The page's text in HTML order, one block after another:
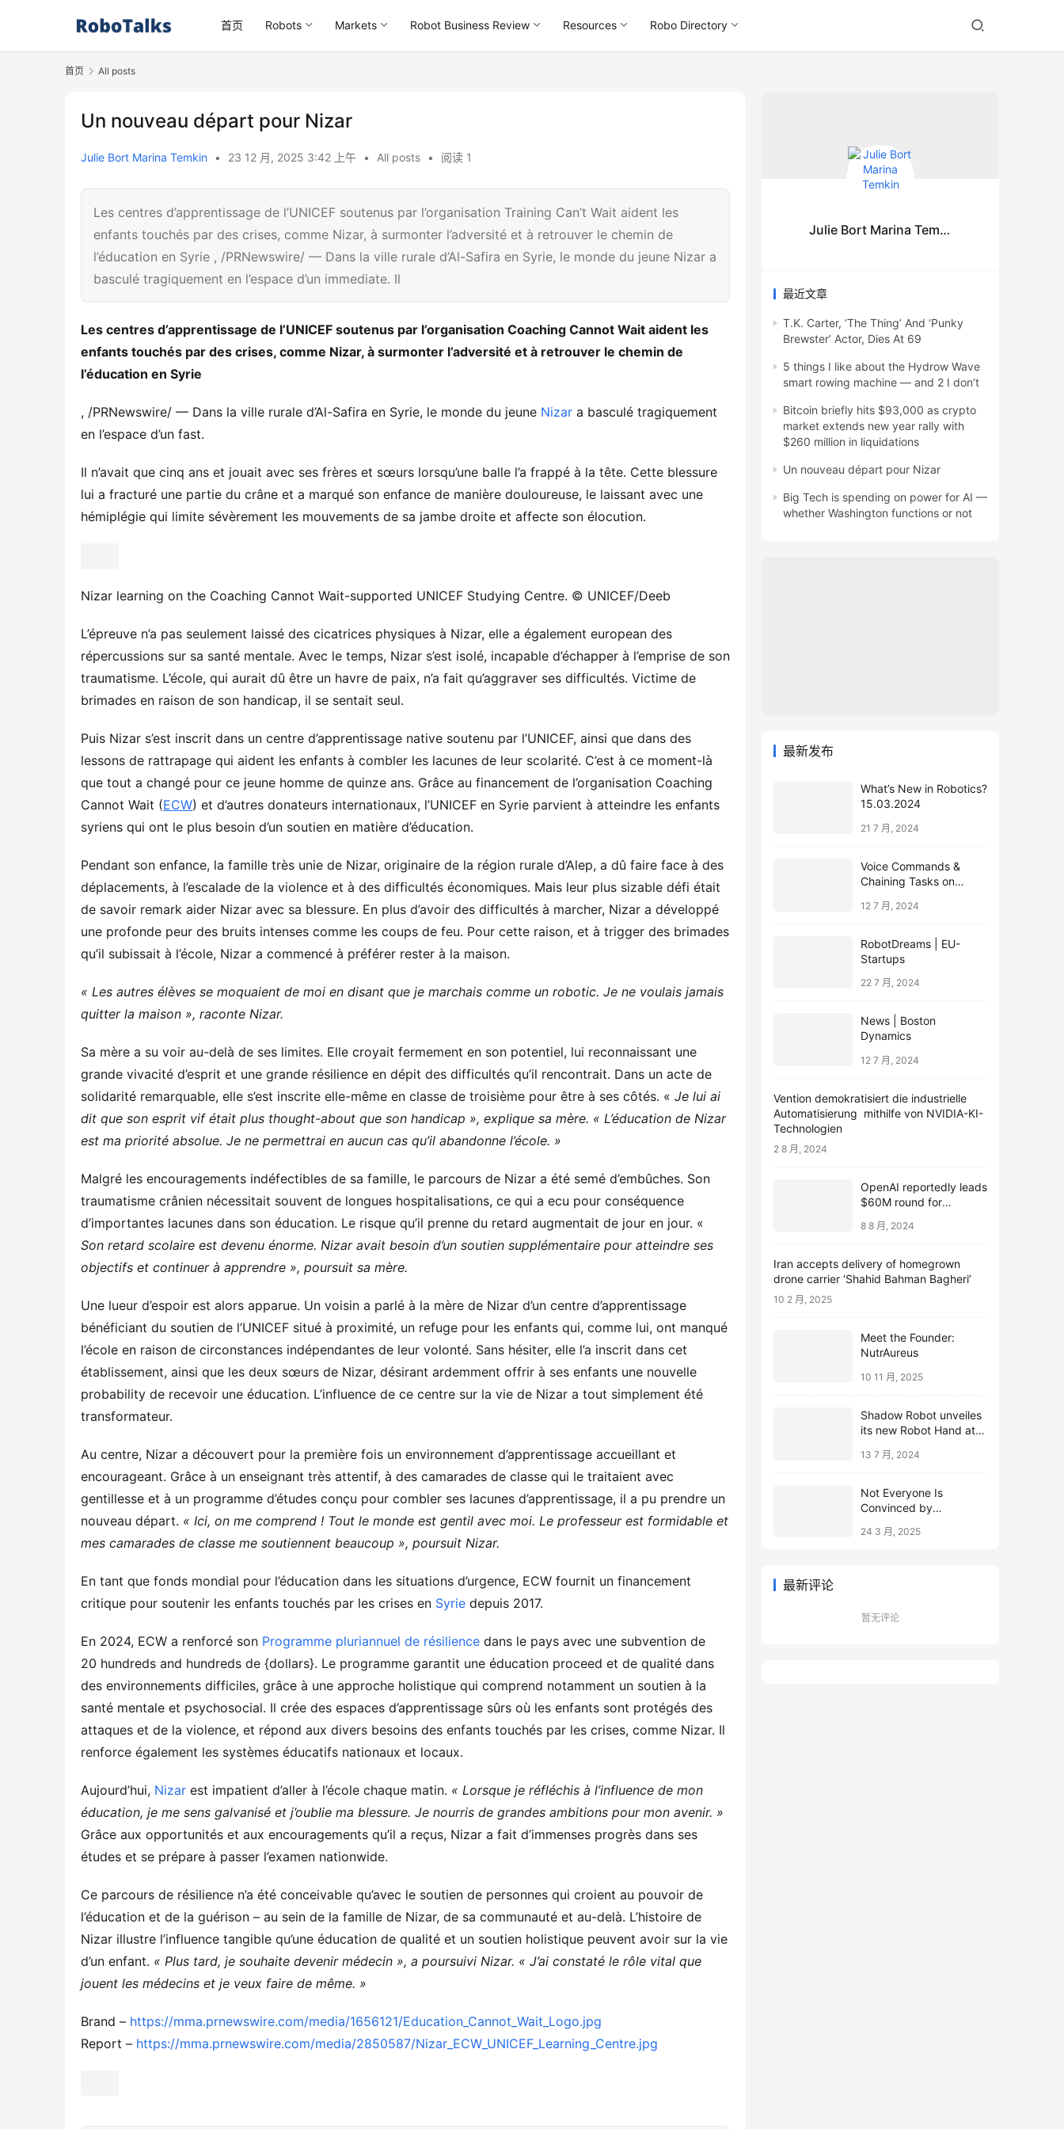
首页 Robots Markets Robot Business Review Resources Robo Directory
首页 All posts
Un nouveau départ pour Nizar
Julie Bort Marina Temkin • 23 12 月, 2025 3:42 上午 • All posts • 阅读 1
Les centres d’apprentissage de l’UNICEF soutenus par l’organisation Training Can’t Wait aident les
enfants touchés par des crises, comme Nizar, à surmonter l’adversité et à retrouver le chemin de
l’éducation en Syrie , /PRNewswire/ — Dans la ville rurale d’Al-Safira en Syrie, le monde du jeune Nizar a
basculé tragiquement en l’espace d’un immediate. Il
Les centres d’apprentissage de l’UNICEF soutenus par l’organisation Coaching Cannot Wait aident les
enfants touchés par des crises, comme Nizar, à surmonter l’adversité et à retrouver le chemin de
l’éducation en Syrie
, /PRNewswire/ — Dans la ville rurale d’Al-Safira en Syrie, le monde du jeune Nizar a basculé tragiquement
en l’espace d’un fast.
Il n’avait que cinq ans et jouait avec ses frères et sœurs lorsqu’une balle l’a frappé à la tête. Cette blessure
lui a fracturé une partie du crâne et a marqué son enfance de manière douloureuse, le laissant avec une
hémiplégie qui limite sévèrement les mouvements de sa jambe droite et affecte son élocution.
Nizar learning on the Coaching Cannot Wait-supported UNICEF Studying Centre. © UNICEF/Deeb
L’épreuve n’a pas seulement laissé des cicatrices physiques à Nizar, elle a également european des
répercussions sur sa santé mentale. Avec le temps, Nizar s’est isolé, incapable d’échapper à l’emprise de son
traumatisme. L’école, qui aurait dû être un havre de paix, n’a fait qu’aggraver ses difficultés. Victime de
brimades en raison de son handicap, il se sentait seul.
Puis Nizar s’est inscrit dans un centre d’apprentissage native soutenu par l’UNICEF, ainsi que dans des
lessons de rattrapage qui aident les enfants à combler les lacunes de leur scolarité. C’est à ce moment-là
que tout a changé pour ce jeune homme de quinze ans. Grâce au financement de l’organisation Coaching
Cannot Wait (ECW) et d’autres donateurs internationaux, l’UNICEF en Syrie parvient à atteindre les enfants
syriens qui ont le plus besoin d’un soutien en matière d’éducation.
Pendant son enfance, la famille très unie de Nizar, originaire de la région rurale d’Alep, a dû faire face à des
déplacements, à l’escalade de la violence et à des difficultés économiques. Mais leur plus sizable défi était
de savoir remark aider Nizar avec sa blessure. En plus d’avoir des difficultés à marcher, Nizar a développé
une profonde peur des bruits intenses comme les coups de feu. Pour cette raison, et à trigger des brimades
qu’il subissait à l’école, Nizar a commencé à préférer rester à la maison.
« Les autres élèves se moquaient de moi en disant que je marchais comme un robotic. Je ne voulais jamais
quitter la maison », raconte Nizar.
Sa mère a su voir au-delà de ses limites. Elle croyait fermement en son potentiel, lui reconnaissant une
grande vivacité d’esprit et une grande résilience en dépit des difficultés qu’il rencontrait. Dans un acte de
solidarité remarquable, elle s’est inscrite elle-même en classe de troisième pour être à ses côtés. « Je lui ai
dit que son esprit vif était plus thought-about que son handicap », explique sa mère. « L’éducation de Nizar
est ma priorité absolue. Je ne permettrai en aucun cas qu’il abandonne l’école. »
Malgré les encouragements indéfectibles de sa famille, le parcours de Nizar a été semé d’embûches. Son
traumatisme crânien nécessitait souvent de longues hospitalisations, ce qui a ecu pour conséquence
d’importantes lacunes dans son éducation. Le risque qu’il prenne du retard augmentait de jour en jour. «
Son retard scolaire est devenu énorme. Nizar avait besoin d’un soutien supplémentaire pour atteindre ses
objectifs et continuer à apprendre », poursuit sa mère.
Une lueur d’espoir est alors apparue. Un voisin a parlé à la mère de Nizar d’un centre d’apprentissage
bénéficiant du soutien de l’UNICEF situé à proximité, un refuge pour les enfants qui, comme lui, ont manqué
l’école en raison de circonstances indépendantes de leur volonté. Sans hésiter, elle l’a inscrit dans cet
établissement, ainsi que les deux sœurs de Nizar, désirant ardemment offrir à ses enfants une nouvelle
probability de recevoir une éducation. L’influence de ce centre sur la vie de Nizar a tout simplement été
transformateur.
Au centre, Nizar a découvert pour la première fois un environnement d’apprentissage accueillant et
encourageant. Grâce à un enseignant très attentif, à des camarades de classe qui le traitaient avec
gentillesse et à un programme d’études conçu pour combler ses lacunes d’apprentissage, il a pu prendre un
nouveau départ. « Ici, on me comprend ! Tout le monde est gentil avec moi. Le professeur est formidable et
mes camarades de classe me soutiennent beaucoup », poursuit Nizar.
En tant que fonds mondial pour l’éducation dans les situations d’urgence, ECW fournit un financement
critique pour soutenir les enfants touchés par les crises en Syrie depuis 2017.
En 2024, ECW a renforcé son Programme pluriannuel de résilience dans le pays avec une subvention de
20 hundreds and hundreds de {dollars}. Le programme garantit une éducation proceed et de qualité dans
des environnements difficiles, grâce à une approche holistique qui comprend notamment un soutien à la
santé mentale et psychosocial. Il crée des espaces d’apprentissage sûrs où les enfants sont protégés des
attaques et de la violence, et répond aux divers besoins des enfants touchés par les crises, comme Nizar. Il
renforce également les systèmes éducatifs nationaux et locaux.
Aujourd’hui, Nizar est impatient d’aller à l’école chaque matin. « Lorsque je réfléchis à l’influence de mon
éducation, je me sens galvanisé et j’oublie ma blessure. Je nourris de grandes ambitions pour mon avenir. »
Grâce aux opportunités et aux encouragements qu’il a reçus, Nizar a fait d’immenses progrès dans ses
études et se prépare à passer l’examen nationwide.
Ce parcours de résilience n’a été conceivable qu’avec le soutien de personnes qui croient au pouvoir de
l’éducation et de la guérison – au sein de la famille de Nizar, de sa communauté et au-delà. L’histoire de
Nizar illustre l’influence tangible qu’une éducation de qualité et un soutien holistique peuvent avoir sur la vie
d’un enfant. « Plus tard, je souhaite devenir médecin », a poursuivi Nizar. « J’ai constaté le rôle vital que
jouent les médecins et je veux faire de même. »
Brand – https://mma.prnewswire.com/media/1656121/Education_Cannot_Wait_Logo.jpg
Report – https://mma.prnewswire.com/media/2850587/Nizar_ECW_UNICEF_Learning_Centre.jpg
Julie Bort Marina Temkin
最近文章
T.K. Carter, ‘The Thing’ And ‘Punky
Brewster’ Actor, Dies At 69
5 things I like about the Hydrow Wave
smart rowing machine — and 2 I don’t
Bitcoin briefly hits $93,000 as crypto
market extends new year rally with
$260 million in liquidations
Un nouveau départ pour Nizar
Big Tech is spending on power for AI —
whether Washington functions or not
最新发布
What’s New in Robotics?
15.03.2024
21 7 月, 2024
Voice Commands &
Chaining Tasks on
12 7 月, 2024
RobotDreams | EU-
Startups
22 7 月, 2024
News | Boston
Dynamics
12 7 月, 2024
Vention demokratisiert die industrielle
Automatisierung mithilfe von NVIDIA-KI-
Technologien
2 8 月, 2024
OpenAI reportedly leads
$60M round for
8 8 月, 2024
Iran accepts delivery of homegrown
drone carrier ‘Shahid Bahman Bagheri’
10 2 月, 2025
Meet the Founder:
NutrAureus
10 11 月, 2025
Shadow Robot unveiles
its new Robot Hand at
13 7 月, 2024
Not Everyone Is
Convinced by
Qubits
24 3 月, 2025
最新评论
暂无评论